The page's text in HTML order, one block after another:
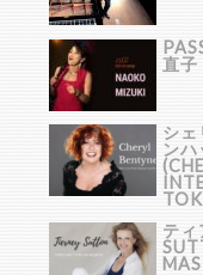
直
シェ
ンハ
テ